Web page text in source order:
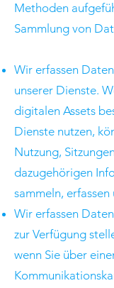
Methoden
Sammlung von
Wir erfassen
unserer Dienste.
digitalen Assets
Dienste nutzen,
Nutzung,
dazugehörigen
sammeln,
Wir erfassen
zur Verfügung
wenn Sie über